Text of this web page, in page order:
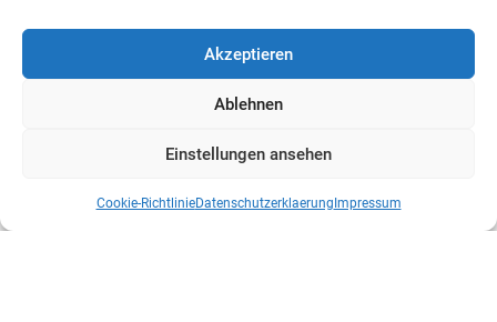
Akzeptieren
Ablehnen
Einstellungen ansehen
Cookie-RichtlinieDatenschutzerklaerung Impressum